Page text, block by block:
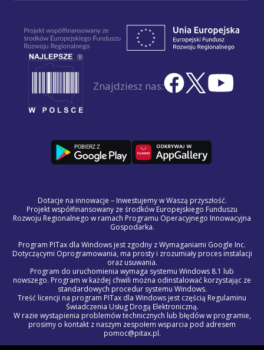
Znajdziesz nas:
Dotacje na innowacje – Inwestujemy w Waszą przyszłość.
Projekt współfinansowany ze środków Europejskiego Funduszu
Rozwoju Regionalnego w ramach Programu Operacyjnego Innowacyjna
Gospodarka.
Program PITax dla Windows jest zgodny z Wymaganiami Google Inc.
Dotyczącymi Oprogramowania, ma prosty i zrozumiały proces instalacji
oraz usuwania.
Program do uruchomienia wymaga systemu Windows 8.1 lub
nowszego. Program w każdej chwili można odinstalować korzystając ze
standardowych procedur systemu Windows.
Treść licencji na program PITax dla Windows jest częścią Regulaminu
Świadczenia Usług Drogą Elektroniczną.
W razie wystąpienia problemów technicznych lub błędów w programie,
prosimy o kontakt z naszym zespołem wsparcia pod adresem
pomoc@pitax.pl.